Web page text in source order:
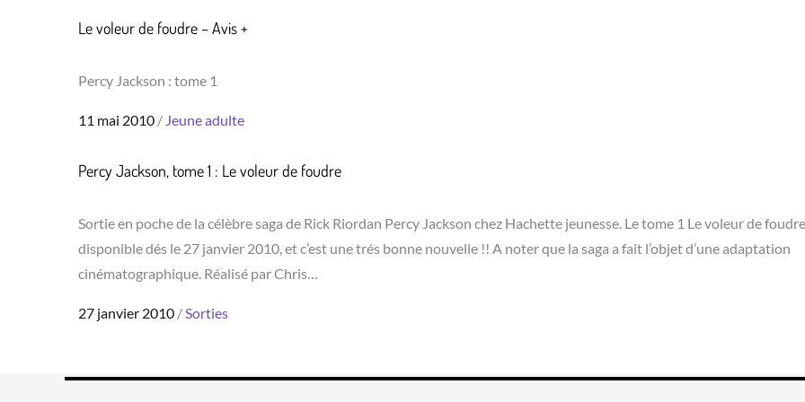
Le voleur de foudre – Avis +
Percy Jackson : tome 1
Posted
11 mai 2010 Jeune adulte
Percy Jackson, tome 1 : Le voleur de foudre
Sortie en poche de la célèbre saga de Rick Riordan Percy Jackson chez Hachette jeunesse. Le tome 1 Le voleur de
disponible dés le 27 janvier 2010, et c’est une trés bonne nouvelle !! A noter que la saga a fait l’objet d’une adaptation
cinématographique. Réalisé par Chris…
Posted
27 janvier 2010 Sorties